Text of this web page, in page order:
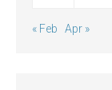
« Feb Apr »